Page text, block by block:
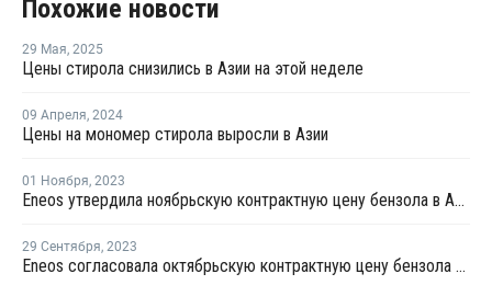
Похожие новости
29 Мая, 2025
Цены стирола снизились в Азии на этой неделе
09 Апреля, 2024
Цены на мономер стирола выросли в Азии
01 Ноября, 2023
Eneos утвердила ноябрьскую контрактную цену бензола в Азии
29 Сентября, 2023
Eneos согласовала октябрьскую контрактную цену бензола в Азии